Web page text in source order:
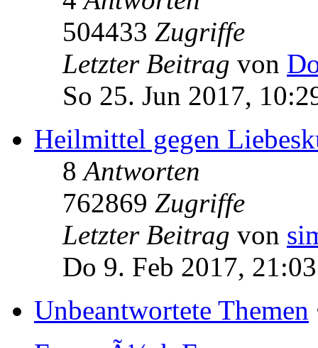
504433 Zugriffe
Letzter Beitrag von
So 25. Jun 2017,
Heilmittel gegen
8Antworten
762869 Zugriffe
Letzter Beitrag von
Do 9. Feb 2017, 21:03
Unbeantwortete Themen